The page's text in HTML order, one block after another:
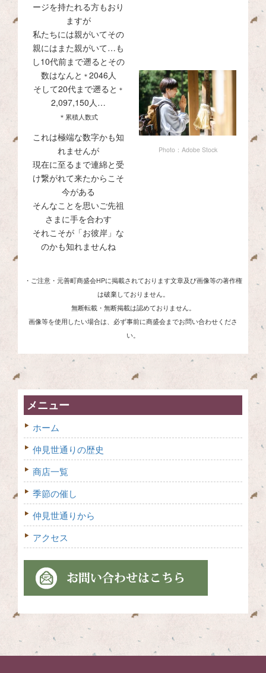
ージを持たれる方もおり
ますが
私たちには親がいてその
親にはまた親がいて…も
し10代前まで遡るとその
数はなんと ＊ 2046人
そして20代まで遡ると ＊
2,097,150人…
＊累積人数式
これは極端な数字かも知
れませんが
現在に至るまで連綿と受
け繋がれて来たからこそ
今がある
そんなことを思いご先祖
さまに手を合わす
それこそが「お彼岸」な
のかも知れませんね
Photo：Adobe Stock
・ご注意・ 元善町商盛会HPに掲載されております文章及び画像等の著作権
は破棄しておりません。
無断転載・無断掲載は認めておりません。
画像等を使用したい場合は、必ず事前に商盛会までお問い合わせくださ
い。
メニュー
ホーム
仲見世通りの歴史
商店一覧
季節の催し
仲見世通りから
アクセス